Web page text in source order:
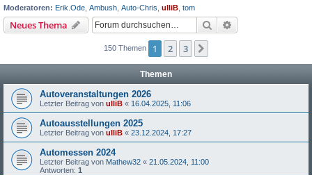
Moderatoren: Erik.Ode Ambush Auto-Chris ulliB tom
Neues Thema Suche
150 Themen 1 2 3
Themen
Autoveranstaltungen 2026
Letzter Beitrag von ulliB « 16.04.2025, 11:06
Autoausstellungen 2025
Letzter Beitrag von ulliB « 23.12.2024, 17:27
Automessen 2024
Letzter Beitrag von Mathew32 « 21.05.2024, 11:00
Antworten: 1